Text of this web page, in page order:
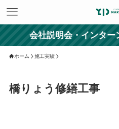
会社説明会・インター
ホーム 施工実績
橋りょう修繕工事